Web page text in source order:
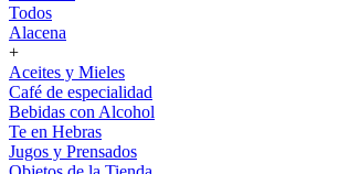
Todos
Alacena
+
Aceites y Mieles
Café de especialidad
Bebidas con Alcohol
Te en Hebras
Jugos y Prensados